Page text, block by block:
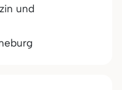
und